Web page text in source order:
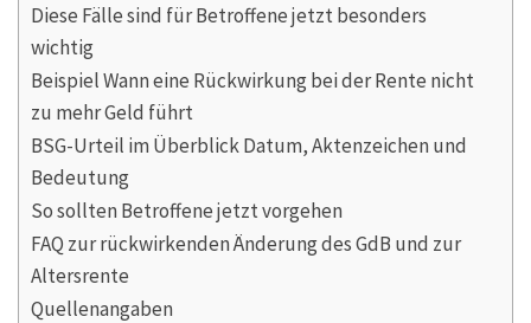
Diese Fälle sind für Betroffene jetzt besonders
wichtig
Beispiel Wann eine Rückwirkung bei der Rente nicht
zu mehr Geld führt
BSG-Urteil im Überblick Datum, Aktenzeichen und
Bedeutung
So sollten Betroffene jetzt vorgehen
FAQ zur rückwirkenden Änderung des GdB und zur
Altersrente
Quellenangaben